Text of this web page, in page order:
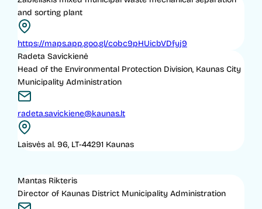
and sorting plant
https://maps.app.goo.gl/cobc9pHUicbVDfyj9
Radeta Savickienė
Head of the Environmental Protection Division, Kaunas City
Municipality Administration
radeta.savickiene@kaunas.lt
Laisvės al. 96, LT-44291 Kaunas
Mantas Rikteris
Director of Kaunas District Municipality Administration